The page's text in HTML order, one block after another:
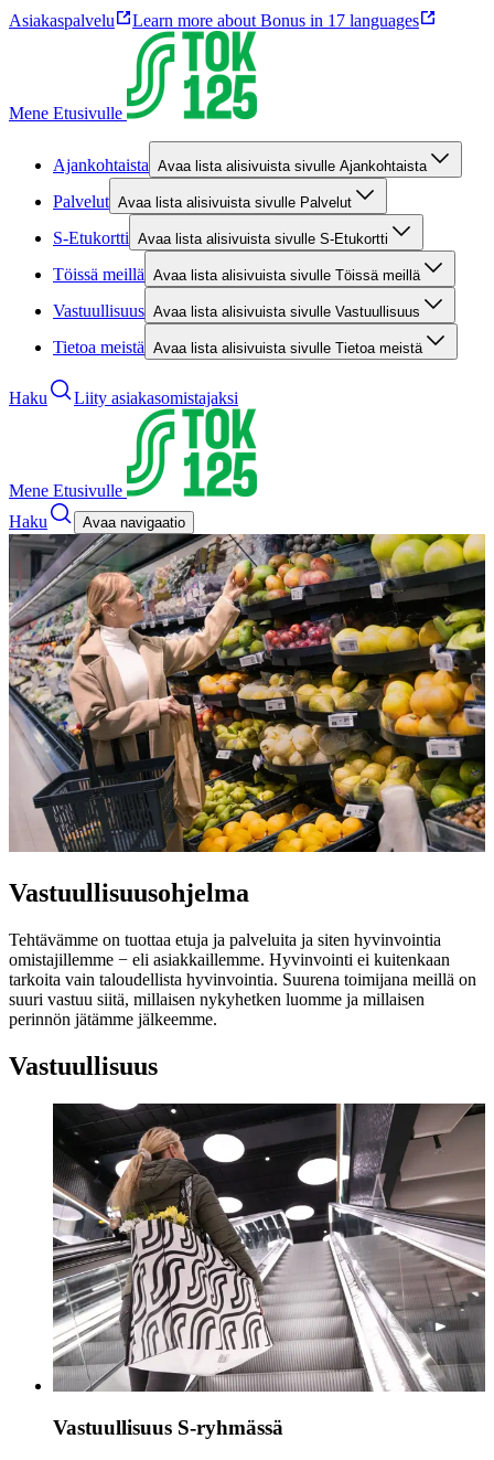
Asiakaspalvelu Learn more about Bonus in 17 languages
Mene Etusivulle
Ajankohtaista Avaa lista alisivuista sivulle Ajankohtaista
Palvelut Avaa lista alisivuista sivulle Palvelut
S-Etukortti Avaa lista alisivuista sivulle S-Etukortti
Töissä meillä Avaa lista alisivuista sivulle Töissä meillä
Vastuullisuus Avaa lista alisivuista sivulle Vastuullisuus
Tietoa meistä Avaa lista alisivuista sivulle Tietoa meistä
Haku Liity asiakasomistajaksi
Mene Etusivulle
Haku
Avaa navigaatio
Vastuullisuus­ohjelma
Tehtävämme on tuottaa etuja ja palveluita ja siten hyvinvointia
omistajillemme − eli asiakkaillemme. Hyvinvointi ei kuitenkaan
tarkoita vain taloudellista hyvinvointia. Suurena toimijana meillä on
suuri vastuu siitä, millaisen nykyhetken luomme ja millaisen
perinnön jätämme jälkeemme.
Vastuullisuus
Vastuullisuus S-ryhmässä